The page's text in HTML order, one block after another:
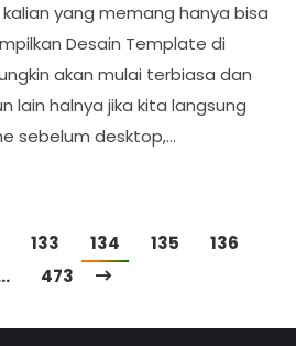
yang memang hanya bisa
Desain Template di
akan mulai terbiasa dan
lain halnya jika kita langsung
sebelum desktop,…
133 134 135
136
473